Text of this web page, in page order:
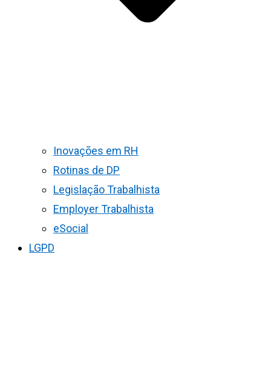
Inovações em RH
Rotinas de DP
Legislação Trabalhista
Employer Trabalhista
eSocial
LGPD